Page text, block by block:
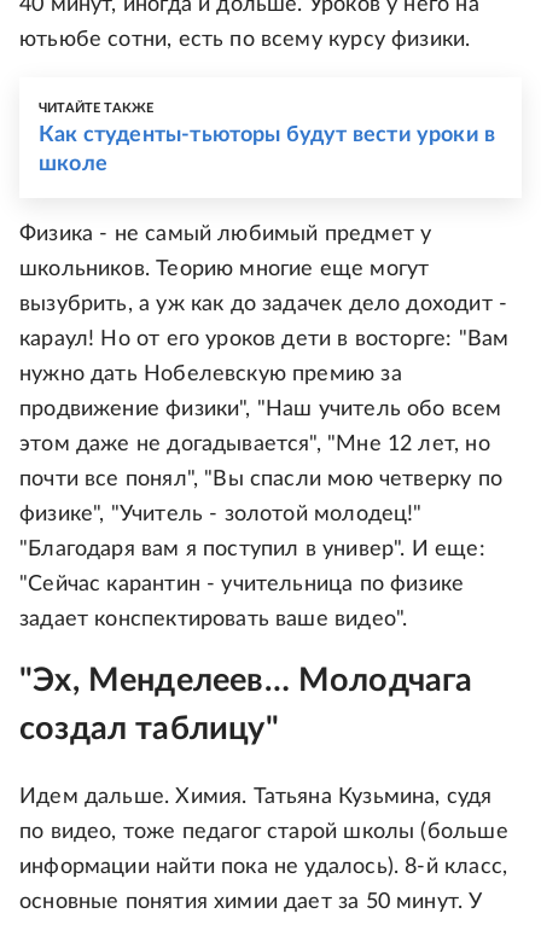
40 минут, иногда и дольше. Уроков у него на
ютьюбе сотни, есть по всему курсу физики.
ЧИТАЙТЕ ТАКЖЕ
Как студенты-тьюторы будут вести уроки в
школе
Физика - не самый любимый предмет у
школьников. Теорию многие еще могут
вызубрить, а уж как до задачек дело доходит -
караул! Но от его уроков дети в восторге: "Вам
нужно дать Нобелевскую премию за
продвижение физики", "Наш учитель обо всем
этом даже не догадывается", "Мне 12 лет, но
почти все понял", "Вы спасли мою четверку по
физике", "Учитель - золотой молодец!"
"Благодаря вам я поступил в универ". И еще:
"Сейчас карантин - учительница по физике
задает конспектировать ваше видео".
"Эх, Менделеев… Молодчага
создал таблицу"
Идем дальше. Химия. Татьяна Кузьмина, судя
по видео, тоже педагог старой школы (больше
информации найти пока не удалось). 8-й класс,
основные понятия химии дает за 50 минут. У